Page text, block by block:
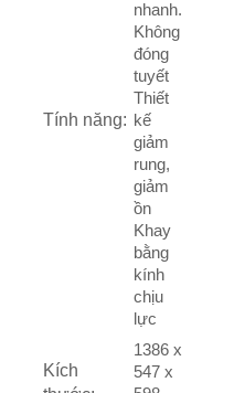
Tính năng:
nhanh.
Không
đóng
tuyết
Thiết
kế
giảm
rung,
giảm
ồn
Khay
bằng
kính
chịu
lực
Kích
1386 x
547 x